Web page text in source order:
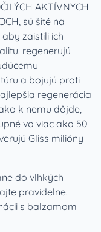
AKTÍVNYCH
sú šité na
zaistili ich
regenerujú
a bojujú proti
regenerácia
k nemu dôjde,
vo viac ako 50
Gliss milióny
do vlhkých
pravidelne.
s balzamom